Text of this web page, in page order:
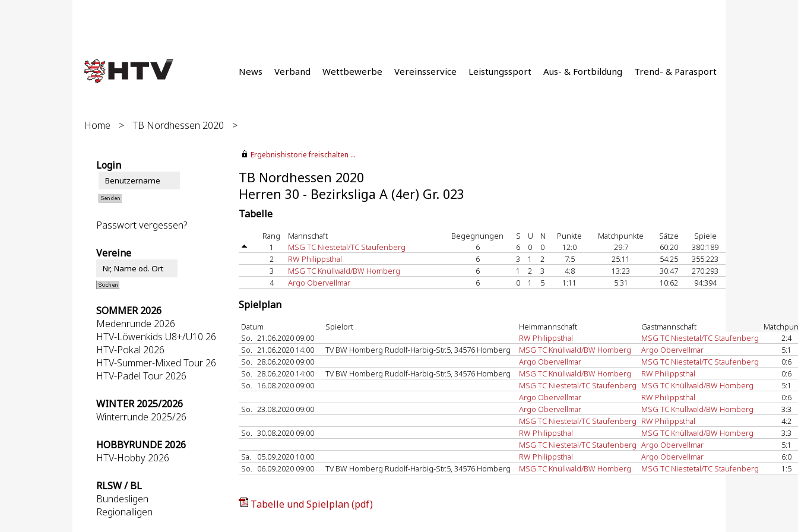
News Verband Wettbewerbe Vereinsservice Leistungssport Aus- & Fortbildung Trend- & Parasport
Home > TB Nordhessen 2020 >
Login
Passwort vergessen?
Vereine
SOMMER 2026
Medenrunde 2026
HTV-Löwenkids U8+/U10 26
HTV-Pokal 2026
HTV-Summer-Mixed Tour 26
HTV-Padel Tour 2026
WINTER 2025/2026
Winterrunde 2025/26
HOBBYRUNDE 2026
HTV-Hobby 2026
RLSW / BL
Bundesligen
Regionalligen
Ergebnishistorie freischalten ...
TB Nordhessen 2020
Herren 30 - Bezirksliga A (4er) Gr. 023
Tabelle
Rang Mannschaft Begegnungen S U N Punkte Matchpunkte Sätze
Spiele
1
MSG TC Niestetal/TC Staufenberg 6 6 0 0 12:0 29:7 60:20
380:189
2
RW Philippsthal 6 3 1 2 7:5 25:11 54:25
355:223
3
MSG TC Knüllwald/BW Homberg 6 1 2 3 4:8 13:23 30:47
270:293
4
Argo Obervellmar 6 0 1 5 1:11 5:31 10:62 94:394
Spielplan
Datum Spielort Heimmannschaft Gastmannschaft
So. 21.06.2020 09:00 RW Philippsthal MSG TC Niestetal/TC Staufenberg
2:4
So. 21.06.2020 14:00 TV BW Homberg Rudolf-Harbig-Str.5, 34576 Homberg MSG TC Knüllwald/BW Homberg Argo Obervellmar
5:1
So. 28.06.2020 09:00 Argo Obervellmar MSG TC Niestetal/TC Staufenberg
0:6
So. 28.06.2020 14:00 TV BW Homberg Rudolf-Harbig-Str.5, 34576 Homberg MSG TC Knüllwald/BW Homberg RW Philippsthal
0:6
So. 16.08.2020 09:00 MSG TC Niestetal/TC Staufenberg MSG TC Knüllwald/BW Homberg
5:1
Argo Obervellmar
RW Philippsthal
0:6
So. 23.08.2020 09:00 Argo Obervellmar MSG TC Knüllwald/BW Homberg
3:3
MSG TC Niestetal/TC Staufenberg RW Philippsthal
4:2
So. 30.08.2020 09:00 RW Philippsthal MSG TC Knüllwald/BW Homberg
3:3
MSG TC Niestetal/TC Staufenberg Argo Obervellmar
5:1
Sa.
05.09.2020 10:00 RW Philippsthal Argo Obervellmar
6:0
So. 06.09.2020 09:00 TV BW Homberg Rudolf-Harbig-Str.5, 34576 Homberg MSG TC Knüllwald/BW Homberg MSG TC Niestetal/TC Staufenberg 1:5
Tabelle und Spielplan (pdf)